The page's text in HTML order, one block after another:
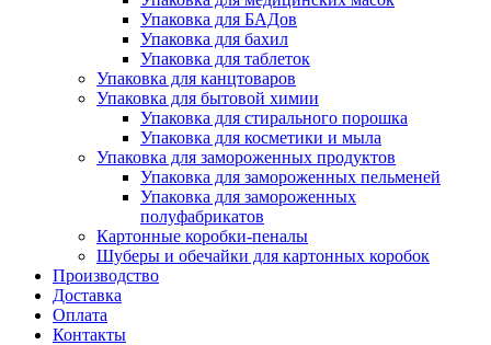
Упаковка для БАДов
Упаковка для бахил
Упаковка для таблеток
Упаковка для канцтоваров
Упаковка для бытовой химии
Упаковка для стирального порошка
Упаковка для косметики и мыла
Упаковка для замороженных продуктов
Упаковка для замороженных пельменей
Упаковка для замороженных
полуфабрикатов
Картонные коробки-пеналы
Шуберы и обечайки для картонных коробок
Производство
Доставка
Оплата
Контакты